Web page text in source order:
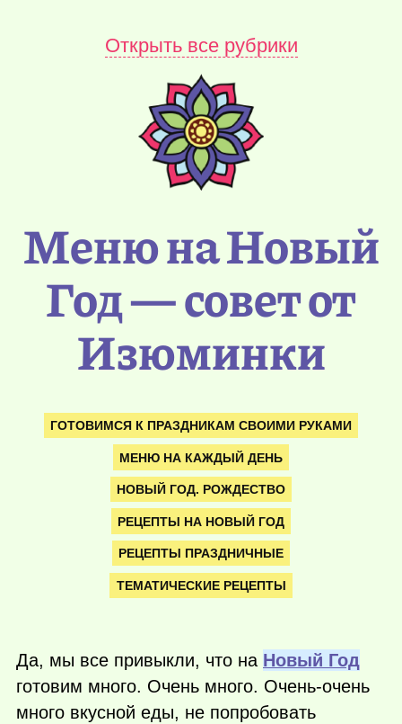
Открыть все рубрики
Меню на Новый
Год — совет от
Изюминки
ГОТОВИМСЯ К ПРАЗДНИКАМ СВОИМИ РУКАМИ
МЕНЮ НА КАЖДЫЙ ДЕНЬ
НОВЫЙ ГОД. РОЖДЕСТВО
РЕЦЕПТЫ НА НОВЫЙ ГОД
РЕЦЕПТЫ ПРАЗДНИЧНЫЕ
ТЕМАТИЧЕСКИЕ РЕЦЕПТЫ
Да, мы все привыкли, что на Новый Год
готовим много. Очень много. Очень-очень
много вкусной еды, не попробовать